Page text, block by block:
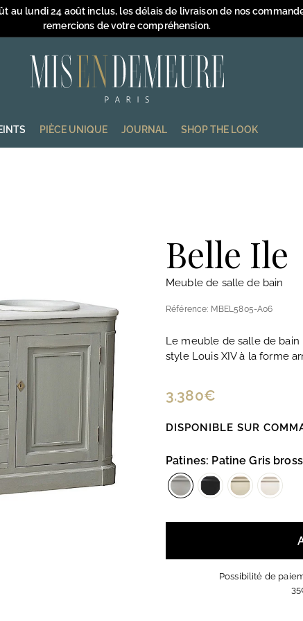
Diaporama
au lundi 24 août inclus, les délais de livraison de nos
remercions de votre compréhension.
M
i
s
e
n
PIÈCE UNIQUE JOURNAL SHOP THE LOOK
Belle Ile
Meuble de salle de bain
Référence: MBEL5805-A06
Le meuble de salle de
style Louis XIV à la forme
Prix
3.380€
DISPONIBLE SUR
Patines: Patine Gris
Possibilité de